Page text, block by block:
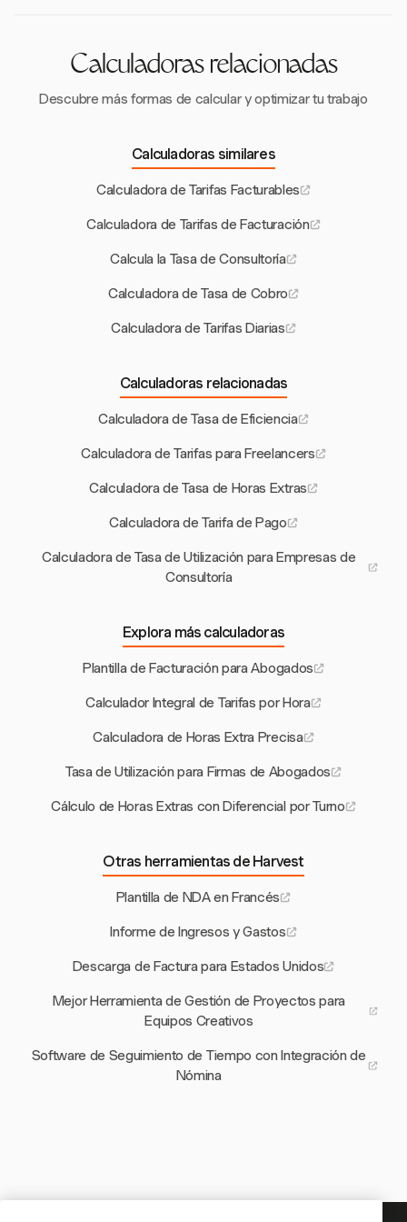
Calculadoras relacionadas
Descubre más formas de calcular y optimizar tu trabajo
Calculadoras similares
Calculadora de Tarifas Facturables
Calculadora de Tarifas de Facturación
Calcula la Tasa de Consultoría
Calculadora de Tasa de Cobro
Calculadora de Tarifas Diarias
Calculadoras relacionadas
Calculadora de Tasa de Eficiencia
Calculadora de Tarifas para Freelancers
Calculadora de Tasa de Horas Extras
Calculadora de Tarifa de Pago
Calculadora de Tasa de Utilización para Empresas de
Consultoría
Explora más calculadoras
Plantilla de Facturación para Abogados
Calculador Integral de Tarifas por Hora
Calculadora de Horas Extra Precisa
Tasa de Utilización para Firmas de Abogados
Cálculo de Horas Extras con Diferencial por Turno
Otras herramientas de Harvest
Plantilla de NDA en Francés
Informe de Ingresos y Gastos
Descarga de Factura para Estados Unidos
Mejor Herramienta de Gestión de Proyectos para
Equipos Creativos
Software de Seguimiento de Tiempo con Integración de
Nómina